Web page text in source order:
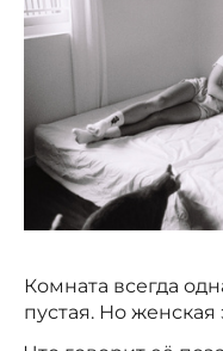
Комната всегда
пустая. Но